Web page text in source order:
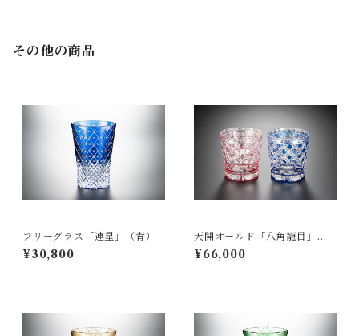
その他の商品
フリーグラス「連星」（青）
¥30,800
天開オールド「八角籠目」
（ペア）
¥66,000